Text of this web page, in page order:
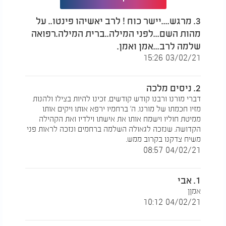
החליט מר זקני שהוא יושב סנדק.
בבא מאיר נכנס מוכן לשבת סנדק ורבי משה אהרן אומר
לו, אני יושב סנדק. זה נכד ראשון שלי ויקרא שמו
יאשיהו, והשם הזה לא נקרא במשפחה שלנו הרבה שנים
מרבנו יאשיהו פינטו הרי"ף דעין יעקב זצוק"ל, ואני יושב
בבא מאיר מיד אמר ודאי, אבל היה שם צער גדול. ביום
למחרת התחילה מלחמת יום הכפורים והאהבה והכבוד
והערכה והערצה לא נפגעה בין אבותי הקדושים, אבל
בבא מאיר זצוק"ל עבר צער עצום פנימי.
עברו ימים, עברו שנים, הקב"ה זכה אותנו באור גדול
אחרי עשר שנים, נולד לנו אור גדול קדוש וטהור רבי
עברו עוד שנים, הקב"ה פקד אותנו בתאומים. ומאותו
ברית אנחנו בנסיון קיומי.
3. מרגש....יישר כוח ! לרב יאשיהו פינטו.. על
מהות השם...לפני המילה..ברית המילה.רפואה
שלמה לרב...אמן ואמן.
03/02/21 15:26
2. ניסים מלכה
דברי מורנו ורבנו קודש קודשים. זכינו להיות בצילו ולהנות
מזיו חכמתו של מורנו. ה' ברחמיו ירפא אותו ויקים אותו
ממיטת חוליו וישמח אותו את אישתו וילדיו ואת הקהילה
הקדושה. שנזכה לגאולה השלמה ברחמים ונזכה לראות פני
משיח צדקנו בקרוב ממש.
04/02/21 08:57
1. אבי
אמןן
04/02/21 10:12